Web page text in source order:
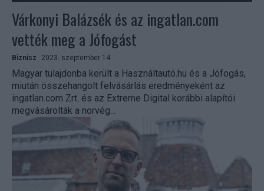
Várkonyi Balázsék és az ingatlan.com
vették meg a Jófogást
Biznisz 2023. szeptember 14.
Magyar tulajdonba került a Használtautó.hu és a Jófogás,
miután összehangolt felvásárlás eredményeként az
ingatlan.com Zrt. és az Extreme Digital korábbi alapítói
megvásárolták a norvég...